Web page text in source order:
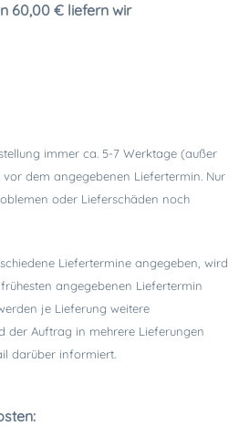
60,00 € liefern wir
immer ca. 5-7 Werktage (außer
dem angegebenen Liefertermin. Nur
oder Lieferschäden noch
Liefertermine angegeben, wird
angegebenen Liefertermin
je Lieferung weitere
der Auftrag in mehrere Lieferungen
darüber informiert.